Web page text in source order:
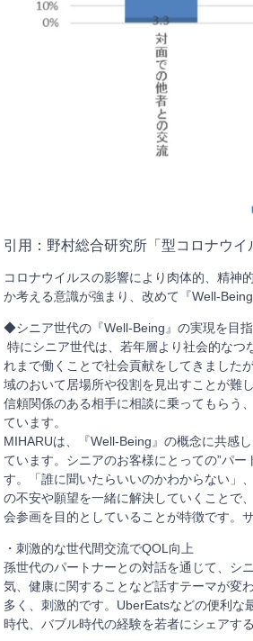
引用：野村総合研究所「型コロナウ
コロナウイルスの影響により肉体的、精神
か考える意識が強まり、改めて『Well-
◆シニア世代の『Well-Being』の実現を目
特にシニア世代は、若年層より社会的なつ
れまで働くことで社会貢献をしてきました
域のおいて居場所や役割を見出すことが難
信頼関係のある相手に相談に乗ってもらう
ています。
MIHARUは、『Well-Being』の概念に共感
ています。シニアのお客様にとっての”パ
す。「誰に聞いたらいいのかわからない」
の不安や願望を一緒に解決していくことで
会参画を目的としていることが特徴です。
・刺激的な世代間交流でQOL向上
孫世代のパートナーとの対話を通じて、シ
気、健康に関することなど話すテーマが変
多く、刺激的です。UberEatsなどの便利
時代、バブル時代の経験を若者にシェアす